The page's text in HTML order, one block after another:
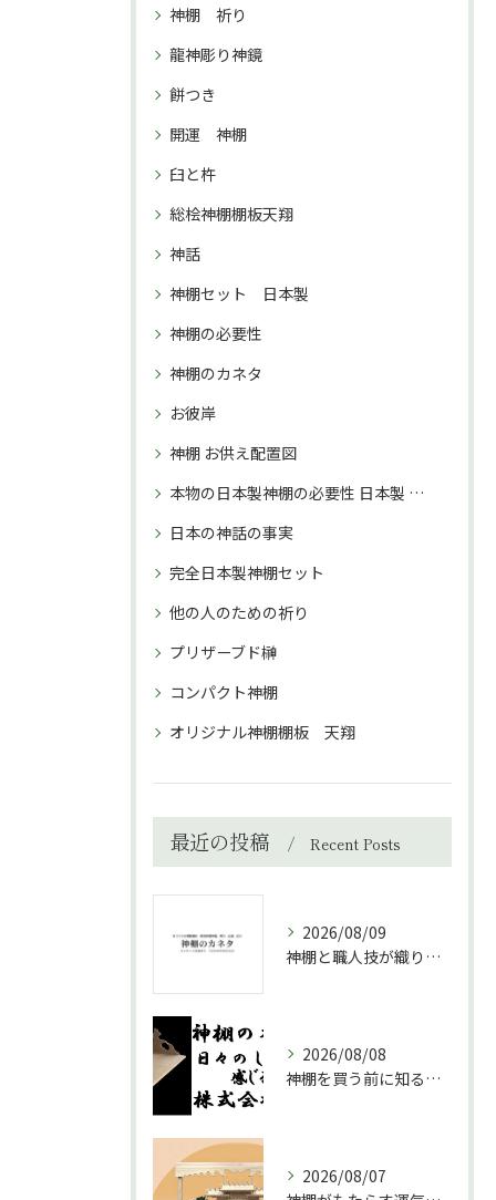
神棚 祈り
龍神彫り神鏡
餅つき
開運 神棚
臼と杵
総桧神棚棚板天翔
神話
神棚セット 日本製
神棚の必要性
神棚のカネタ
お彼岸
神棚 お供え配置図
本物の日本製神棚の必要性 日本製 神棚 購入理由
日本の神話の事実
完全日本製神棚セット
他の人のための祈り
プリザーブド榊
コンパクト神棚
オリジナル神棚棚板 天翔
最近の投稿 Recent Posts
2026/08/09
神棚と職人技が織りなす神聖な空間づくりと高級神棚板の魅力を徹底解説
2026/08/08
神棚を買う前に知るべき場所選びのポイント
2026/08/07